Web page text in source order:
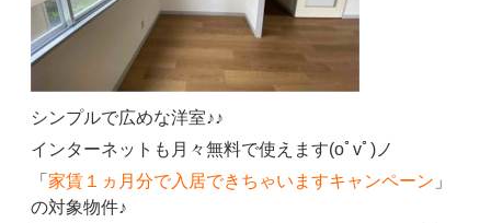
シンプルで広めな洋室♪♪
インターネットも月々無料で使えます(oﾟvﾟ)ノ
「 家賃１ヵ月分で入居できちゃいますキャンペーン 」
の対象物件♪